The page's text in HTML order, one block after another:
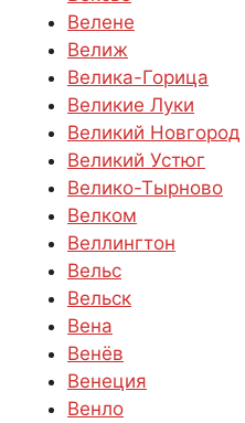
Велене
Велиж
Велика-Горица
Великие Луки
Великий Новгород
Великий Устюг
Велико-Тырново
Велком
Веллингтон
Вельс
Вельск
Вена
Венёв
Венеция
Венло